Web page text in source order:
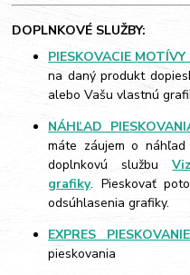
DOPLNKOVÉ SLUŽBY:
PIESKOVACIE
na daný produkt
alebo Vašu vlastnú
NÁHĽAD
máte záujem o
doplnkovú službu
grafiky. Pieskovať
odsúhlasenia grafiky.
EXPRES
pieskovania